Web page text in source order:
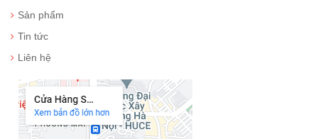
Sản phẩm
Tin tức
Liên hệ